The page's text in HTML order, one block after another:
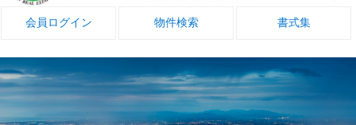
会員ログイン 物件検索 書式集